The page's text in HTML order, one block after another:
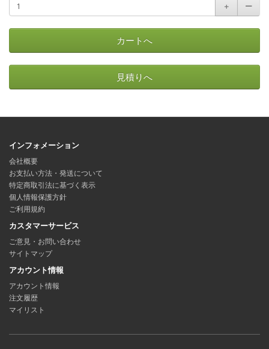
＋
ー
カートへ
見積りへ
インフォメーション
会社概要
お支払い方法・発送について
特定商取引法に基づく表示
個人情報保護方針
ご利用規約
カスタマーサービス
ご意見・お問い合わせ
サイトマップ
アカウント情報
アカウント情報
注文履歴
マイリスト